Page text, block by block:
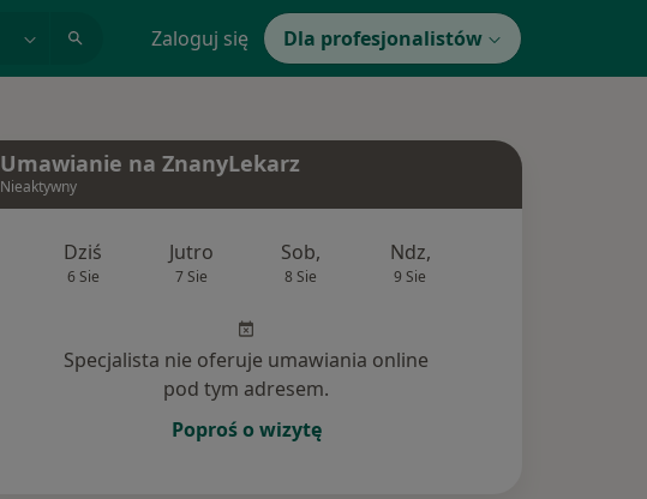
Zaloguj się Dla profesjonalistów
Umawianie na ZnanyLekarz
Nieaktywny
Dziś
6 Sie
Jutro
7 Sie
Sob,
8 Sie
Ndz,
9 Sie
Specjalista nie oferuje umawiania online
pod tym adresem.
Poproś o wizytę